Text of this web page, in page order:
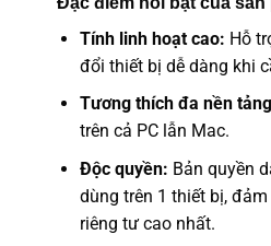
Tính linh hoạt cao: Hỗ
đổi thiết bị dễ dàng khi
Tương thích đa nền
trên cả PC lẫn Mac.
Độc quyền: Bản quyền
dùng trên 1 thiết bị,
riêng tư cao nhất.